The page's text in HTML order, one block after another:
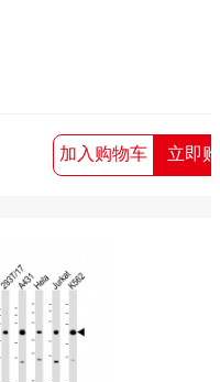
加入购物车 立即